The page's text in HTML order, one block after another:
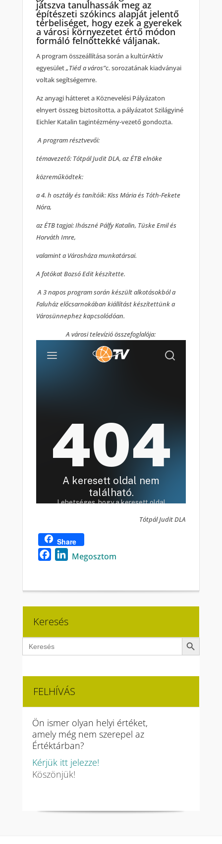
játszva tanulhassák meg az
építészeti szókincs alapját jelentő
térbeliséget, hogy ezek a gyerekek
a városi környezetet értő módon
formáló felnőttekké váljanak.
A program összeállítása során a kultúrAktív
egyesület„Tiéd a város”c. sorozatának kiadványai
voltak segítségemre.
Az anyagi hátteret a Köznevelési Pályázaton
elnyert összeg biztosította, a pályázatot Szilágyiné
Eichler Katalin tagintézmény-vezető gondozta.
A program résztvevői:
témavezető: Tótpál Judit DLA, az ÉTB elnöke
közreműködtek:
a 4. h osztály és tanítóik: Kiss Mária és Tóth-Fekete
Nóra,
az ÉTB tagjai: Ihászné Pálfy Katalin, Tüske Emil és
Horváth Imre,
valamint a Városháza munkatársai.
A fotókat Bozsó Edit készítette.
A 3 napos program során készült alkotásokból a
Faluház előcsarnokában kiállítást készítettünk a
Városünnephez kapcsolódóan.
A városi televízió összefoglalója:
Tótpál Judit DLA
Share
FacebookLinkedIn
Megosztom
Keresés
Search
for:
Search Button
FELHÍVÁS
Ön ismer olyan helyi értéket,
amely még nem szerepel az
Értéktárban?
Kérjük itt jelezze!
Köszönjük!